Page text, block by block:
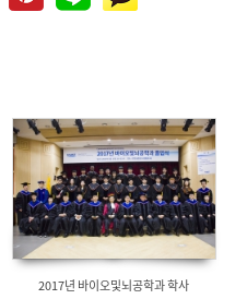
2017년 바이오및뇌공학과 학사